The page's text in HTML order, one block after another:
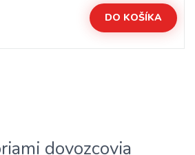
DO KOŠÍKA
dovozcovia